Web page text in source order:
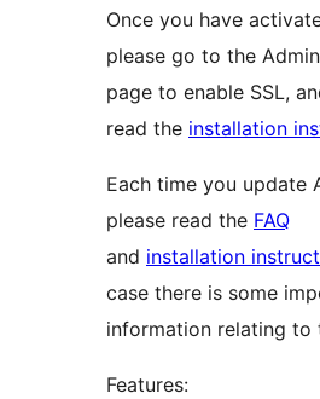
Once you have
please go to the
page to enable SSL,
read the installation
Each time you update
please read the FAQ
and installation
case there is some
information relating to
Features: